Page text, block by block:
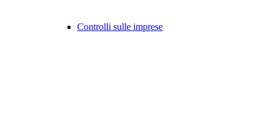
Controlli sulle imprese